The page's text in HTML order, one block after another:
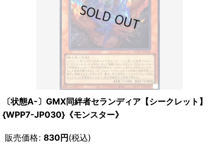
〔状態A-〕GMX同絆者セランディア【シークレット】
{WPP7-JP030}《モンスター》
販売価格: 830円(税込)